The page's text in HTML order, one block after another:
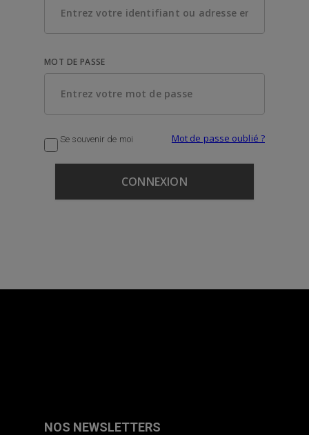
MOT DE PASSE
Se souvenir de moi Mot de passe oublié ?
NOS NEWSLETTERS